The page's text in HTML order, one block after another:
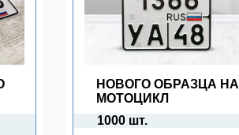
НОВОГО ОБРАЗЦА НА
МОТОЦИКЛ
1000 шт.